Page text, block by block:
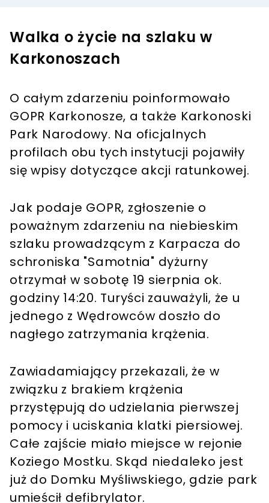
Walka o życie na szlaku w
Karkonoszach
O całym zdarzeniu poinformowało
GOPR Karkonosze, a także Karkonoski
Park Narodowy. Na oficjalnych
profilach obu tych instytucji pojawiły
się wpisy dotyczące akcji ratunkowej.
Jak podaje GOPR, zgłoszenie o
poważnym zdarzeniu na niebieskim
szlaku prowadzącym z Karpacza do
schroniska "Samotnia" dyżurny
otrzymał w sobotę 19 sierpnia ok.
godziny 14:20. Turyści zauważyli, że u
jednego z Wędrowców doszło do
nagłego zatrzymania krążenia.
Zawiadamiający przekazali, że w
związku z brakiem krążenia
przystępują do udzielania pierwszej
pomocy i uciskania klatki piersiowej.
Całe zajście miało miejsce w rejonie
Koziego Mostku. Skąd niedaleko jest
już do Domku Myśliwskiego, gdzie park
umieścił defibrylator.